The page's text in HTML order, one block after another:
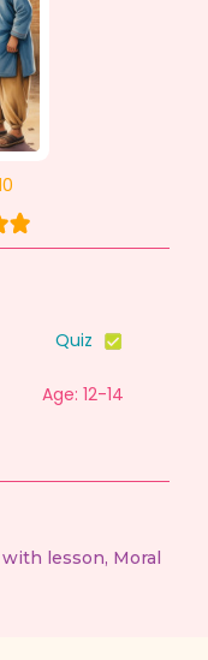
Quiz
Age: 12-14
lesson, Moral